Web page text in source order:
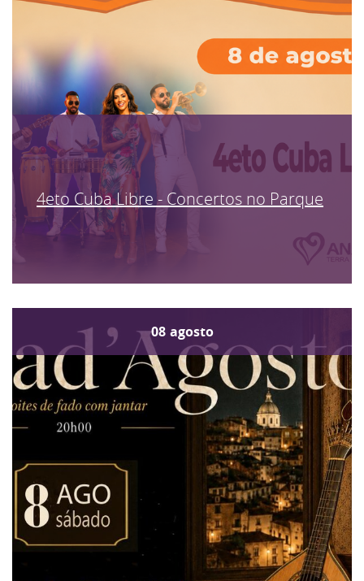
4eto Cuba Libre - Concertos no Parque
08 agosto